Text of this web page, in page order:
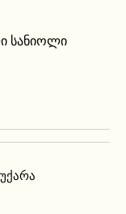
სანიოლი